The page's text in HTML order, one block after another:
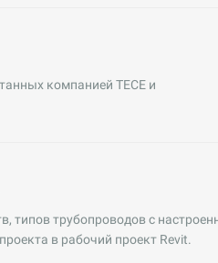
компанией TECE и
типов трубопроводов с
в рабочий проект Revit.